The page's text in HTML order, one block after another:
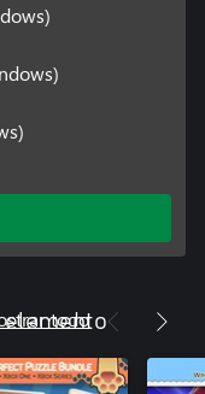
elemento
todo